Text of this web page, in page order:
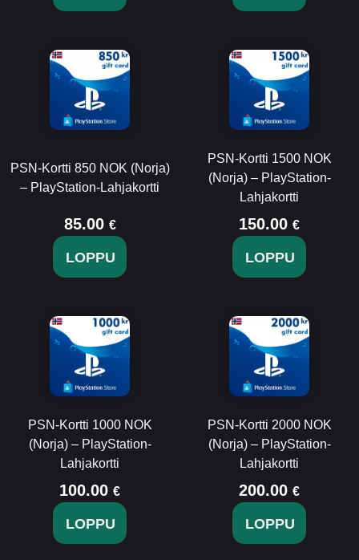
PSN-Kortti 850 NOK (Norja)
– PlayStation-Lahjakortti
85.00 €
LOPPU
PSN-Kortti 1500 NOK
(Norja) – PlayStation-
Lahjakortti
150.00 €
LOPPU
PSN-Kortti 1000 NOK
(Norja) – PlayStation-
Lahjakortti
100.00 €
LOPPU
PSN-Kortti 2000 NOK
(Norja) – PlayStation-
Lahjakortti
200.00 €
LOPPU